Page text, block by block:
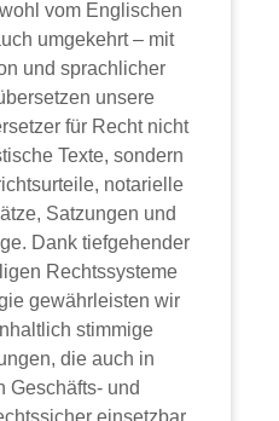
vom Englischen
umgekehrt – mit
und sprachlicher
unsere
für Recht nicht
Texte, sondern
notarielle
Satzungen und
Dank tiefgehender
Rechtssysteme
gewährleisten wir
stimmige
die auch in
Geschäfts- und
einsetzbar